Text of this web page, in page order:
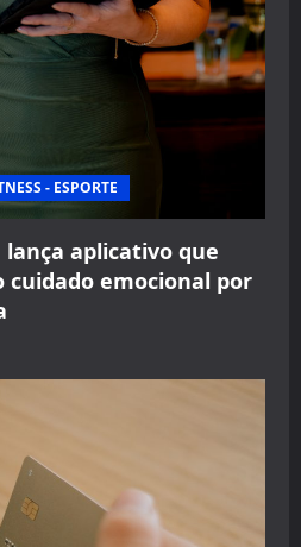
- ESPORTE
aplicativo que
cuidado emocional por